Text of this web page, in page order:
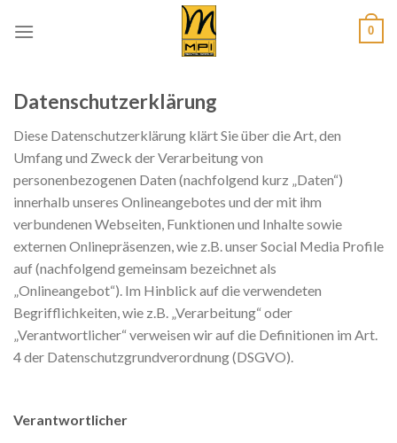
0
Datenschutzerklärung
Diese Datenschutzerklärung klärt Sie über die Art, den
Umfang und Zweck der Verarbeitung von
personenbezogenen Daten (nachfolgend kurz „Daten“)
innerhalb unseres Onlineangebotes und der mit ihm
verbundenen Webseiten, Funktionen und Inhalte sowie
externen Onlinepräsenzen, wie z.B. unser Social Media Profile
auf (nachfolgend gemeinsam bezeichnet als
„Onlineangebot“). Im Hinblick auf die verwendeten
Begrifflichkeiten, wie z.B. „Verarbeitung“ oder
„Verantwortlicher“ verweisen wir auf die Definitionen im Art.
4 der Datenschutzgrundverordnung (DSGVO).
Verantwortlicher